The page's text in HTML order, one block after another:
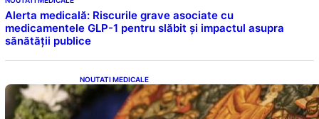
Alerta medicală: Riscurile grave asociate cu
medicamentele GLP-1 pentru slăbit și impactul asupra
sănătății publice
NOUTATI MEDICALE
Postul Adormirii Maicii Domnului: Tradiții,
Superstiții și Implicații Spiritualitate în 2026